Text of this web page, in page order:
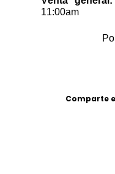
11:00am
Comparte